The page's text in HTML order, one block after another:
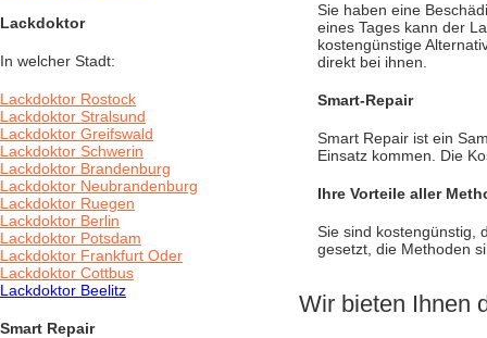
Lackdoktor
In welcher Stadt:
Lackdoktor Rostock
Lackdoktor Stralsund
Lackdoktor Greifswald
Lackdoktor Schwerin
Lackdoktor Brandenburg
Lackdoktor Neubrandenburg
Lackdoktor Ruegen
Lackdoktor Berlin
Lackdoktor Potsdam
Lackdoktor Frankfurt Oder
Lackdoktor Cottbus
Lackdoktor Beelitz
Smart Repair
Sie haben eine
eines Tages kann der
kostengünstige
direkt bei ihnen.
Smart-Repair
Smart Repair ist ein
Einsatz kommen. Die
Ihre Vorteile aller
Sie sind kostengünstig,
gesetzt, die Methoden
Wir bieten Ihnen